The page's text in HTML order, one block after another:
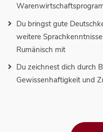
Du bringst gute
weitere
Rumänisch mit
Du zeichnest dich durch
Gewissenhaftigkeit und